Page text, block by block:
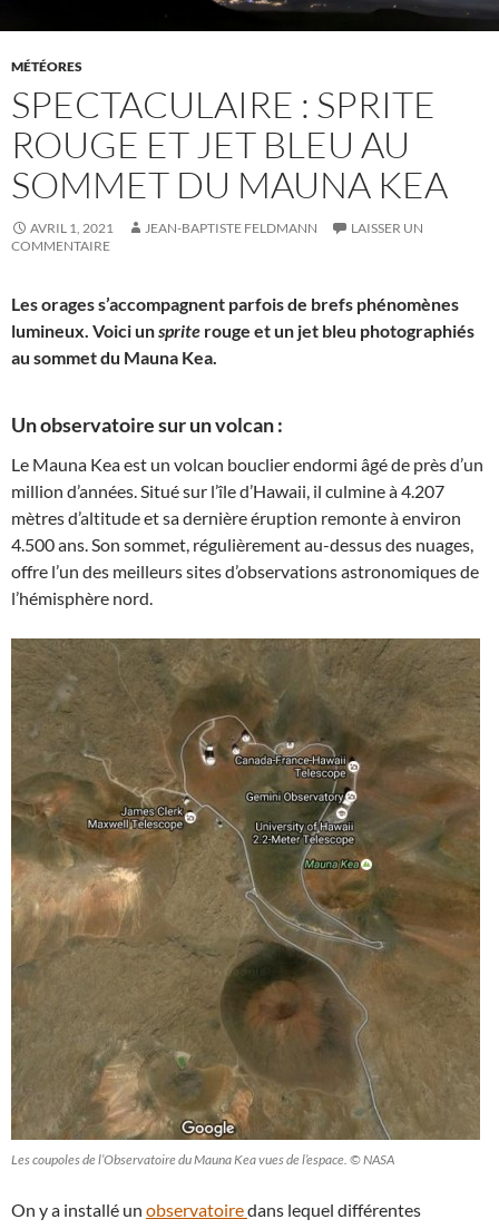
MÉTÉORES
SPECTACULAIRE : SPRITE
ROUGE ET JET BLEU AU
SOMMET DU MAUNA KEA
AVRIL 1, 2021 JEAN-BAPTISTE FELDMANN
LAISSER UN
COMMENTAIRE
Les orages s’accompagnent parfois de brefs phénomènes
lumineux. Voici unsprite rouge et un jet bleu photographiés
au sommet du Mauna Kea.
Un observatoire sur un volcan :
Le Mauna Kea est un volcan bouclier endormi âgé de près d’un
million d’années. Situé sur l’île d’Hawaii, il culmine à 4.207
mètres d’altitude et sa dernière éruption remonte à environ
4.500 ans. Son sommet, régulièrement au-dessus des nuages,
offre l’un des meilleurs sites d’observations astronomiques de
l’hémisphère nord.
Les coupoles de l’Observatoire du Mauna Kea vues de l’espace. © NASA
On y a installé un observatoiredans lequel différentes